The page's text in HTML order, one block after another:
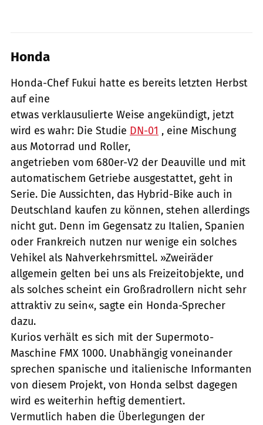
Honda
Honda-Chef Fukui hatte es bereits letzten Herbst
auf eine
etwas verklausulierte Weise angekündigt, jetzt
wird es wahr: Die Studie DN-01 , eine Mischung
aus Motorrad und Roller,
angetrieben vom 680er-V2 der Deauville und mit
automatischem Getriebe ausgestattet, geht in
Serie. Die Aussichten, das Hybrid-Bike auch in
Deutschland kaufen zu können, stehen allerdings
nicht gut. Denn im Gegensatz zu Italien, Spanien
oder Frankreich nutzen nur wenige ein solches
Vehikel als Nahverkehrsmittel. »Zweiräder
allgemein gelten bei uns als Freizeitobjekte, und
als solches scheint ein Großradrollern nicht sehr
attraktiv zu sein«, sagte ein Honda-Sprecher
dazu.
Kurios verhält es sich mit der Supermoto-
Maschine FMX 1000. Unabhängig voneinander
sprechen spanische und italienische Informanten
von diesem Projekt, von Honda selbst dagegen
wird es weiterhin heftig dementiert.
Vermutlich haben die Überlegungen der